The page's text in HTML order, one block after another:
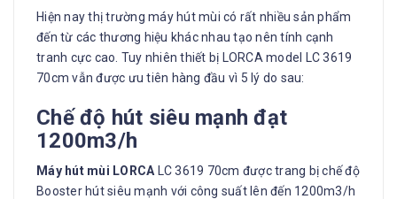
Hiện nay thị trường máy hút mùi có rất nhiều sản phẩm
đến từ các thương hiệu khác nhau tạo nên tính cạnh
tranh cực cao. Tuy nhiên thiết bị LORCA model LC 3619
70cm vẫn được ưu tiên hàng đầu vì 5 lý do sau:
Chế độ hút siêu mạnh đạt
1200m3/h
Máy hút mùi LORCA LC 3619 70cm được trang bị chế độ
Booster hút siêu mạnh với công suất lên đến 1200m3/h